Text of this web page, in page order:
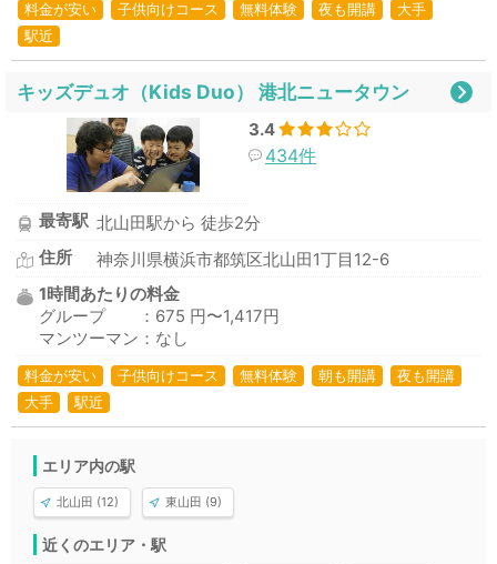
料金が安い 子供向けコース 無料体験 夜も開講
大手
駅近
キッズデュオ（Kids Duo） 港北ニュータウン
3.4
434件
最寄駅 北山田駅から 徒歩2分
住所
神奈川県横浜市都筑区北山田1丁目12-6
1時間あたりの料金
グループ ：675 円〜1,417円
マンツーマン：なし
料金が安い 子供向けコース 無料体験 朝も開講
夜も開講
大手
駅近
エリア内の駅
北山田 (12) 東山田 (9)
近くのエリア・駅